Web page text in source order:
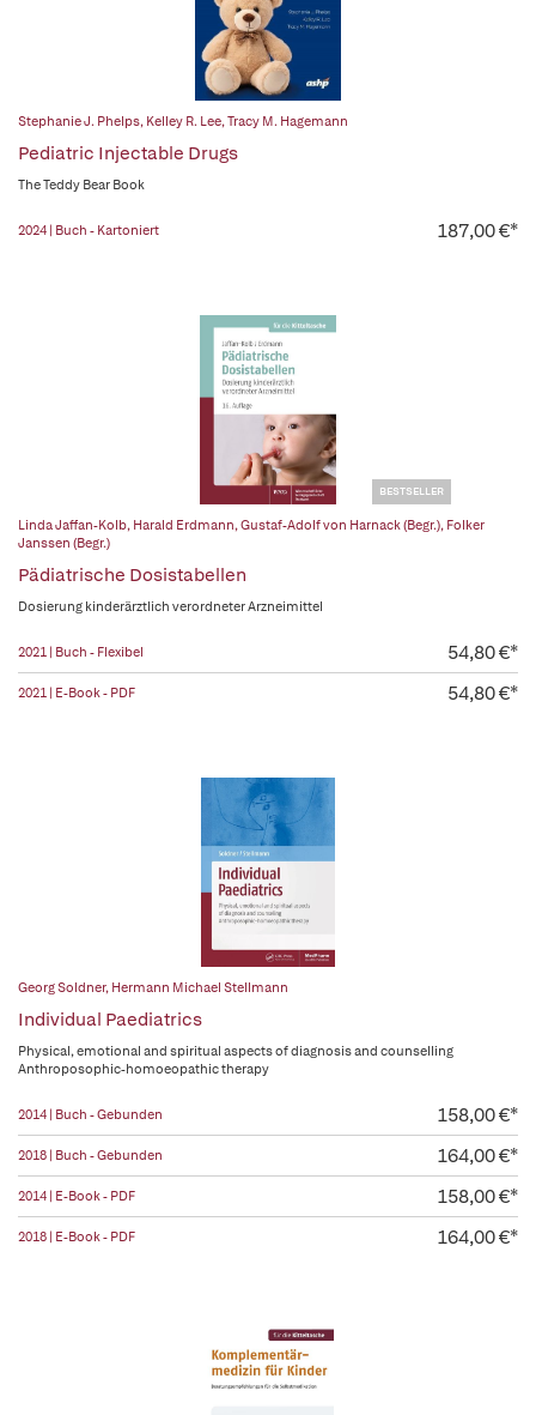
Stephanie J. Phelps, Kelley R. Lee,Tracy M. Hagemann
Pediatric Injectable Drugs
The Teddy Bear Book
2024 | Buch - Kartoniert 187,00 €*
BESTSELLER
Linda Jaffan-Kolb, Harald Erdmann,Gustaf-Adolf von Harnack (Begr.), Folker
Janssen (Begr.)
Pädiatrische Dosistabellen
Dosierung kinderärztlich verordneter Arzneimittel
2021 | Buch - Flexibel 54,80 €*
2021 | E-Book - PDF 54,80 €*
Georg Soldner, Hermann Michael Stellmann
Individual Paediatrics
Physical, emotional and spiritual aspects of diagnosis and counselling
Anthroposophic-homoeopathic therapy
2014 | Buch - Gebunden 158,00 €*
2018 | Buch - Gebunden 164,00 €*
2014 | E-Book - PDF 158,00 €*
2018 | E-Book - PDF 164,00 €*